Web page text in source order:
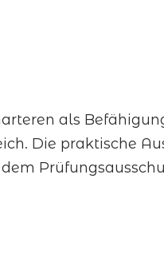
als
Die praktische